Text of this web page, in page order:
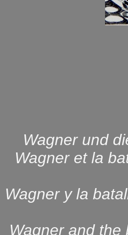
Wagner und
Wagner et la
Wagner y la
Wagner and the